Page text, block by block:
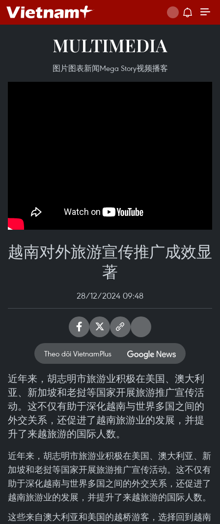
MULTIMEDIA
图片图表新闻Mega Story视频播客
越南对外旅游宣传推广成效显
著
28/12/2024 09:48
Theo dõi VietnamPlus
近年来，胡志明市旅游业积极在美国、澳大利
亚、新加坡和老挝等国家开展旅游推广宣传活
动。这不仅有助于深化越南与世界多国之间的
外交关系，还促进了越南旅游业的发展，并提
升了来越旅游的国际人数。
近年来，胡志明市旅游业积极在美国、澳大利亚、新
加坡和老挝等国家开展旅游推广宣传活动。这不仅有
助于深化越南与世界多国之间的外交关系，还促进了
越南旅游业的发展，并提升了来越旅游的国际人数。
这些来自澳大利亚和美国的越桥游客，选择回到越南